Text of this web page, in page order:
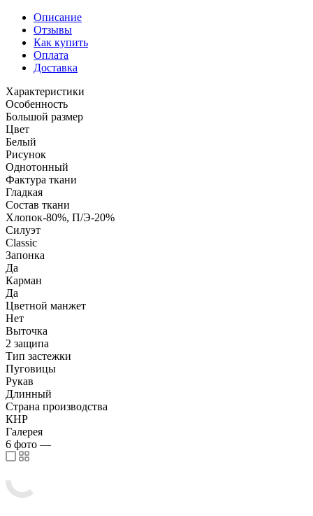
Описание
Отзывы
Как купить
Оплата
Доставка
Характеристики
Особенность
Большой размер
Цвет
Белый
Рисунок
Однотонный
Фактура ткани
Гладкая
Состав ткани
Хлопок-80%, П/Э-20%
Силуэт
Classic
Запонка
Да
Карман
Да
Цветной манжет
Нет
Выточка
2 защипа
Тип застежки
Пуговицы
Рукав
Длинный
Страна производства
КНР
Галерея
6 фото —